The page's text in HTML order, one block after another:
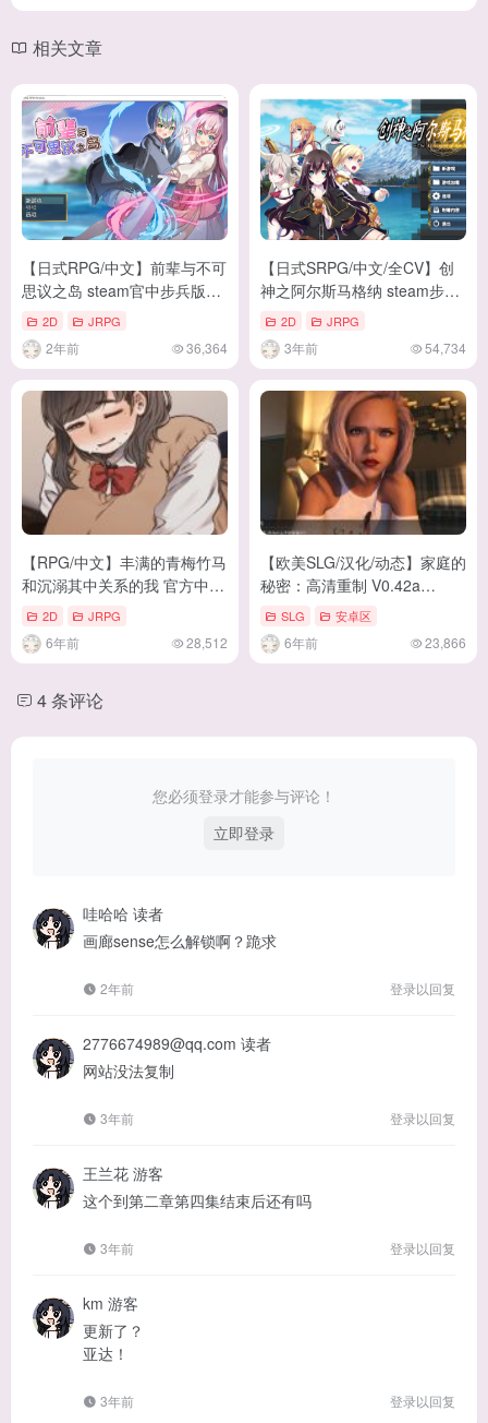
相关文章
【日式RPG/中文】前辈与不可
思议之岛 steam官中步兵版
【新作/810M】
2D JRPG
2年前 36,364
【日式SRPG/中文/全CV】创
神之阿尔斯马格纳 steam步兵
中文版【新作/5.2G】
2D JRPG
3年前 54,734
【RPG/中文】丰满的青梅竹马
和沉溺其中关系的我 官方中文
版【480M/CV】
2D JRPG
6年前 28,512
【欧美SLG/汉化/动态】家庭的
秘密：高清重制 V0.42a
PC+安卓 精修汉化版【更
新/4G】
SLG 安卓区
6年前 23,866
4 条评论
您必须登录才能参与评论！
立即登录
哇哈哈 读者
画廊sense怎么解锁啊？跪求
2年前 登录以回复
2776674989@qq.com 读者
网站没法复制
3年前 登录以回复
王兰花 游客
这个到第二章第四集结束后还有吗
3年前 登录以回复
km 游客
更新了？
亚达！
3年前 登录以回复